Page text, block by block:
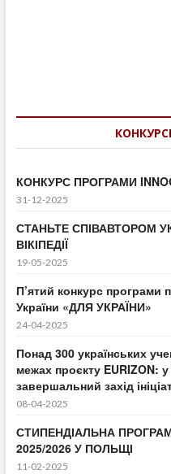
КОНКУРС ПРОГРАМИ
31-12-2025
СТАНЬТЕ СПІВАВТОРОМ
ВІКІПЕДІЇ
19-05-2025
П’ятий конкурс програми
України «ДЛЯ УКРАЇНИ»
24-04-2025
Понад 300 українських
межах проєкту EURIZON:
завершальний захід
08-04-2025
СТИПЕНДІАЛЬНА
2025/2026 У ПОЛЬЩІ
11-02-2025